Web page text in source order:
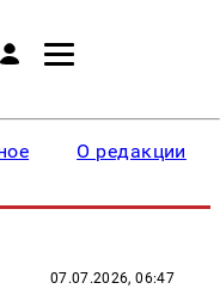
О редакции
07.07.2026, 06:47